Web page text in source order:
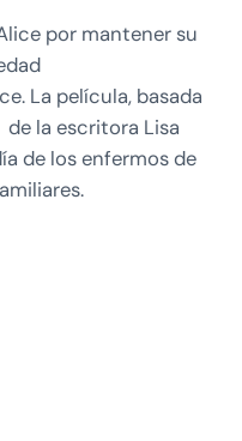
por mantener su
La película, basada
la escritora Lisa
de los enfermos de